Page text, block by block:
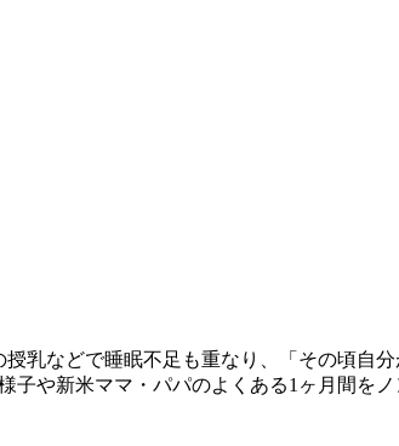
乳などで睡眠不足も重なり、「その頃自
や新米ママ・パパのよくある1ヶ月間を